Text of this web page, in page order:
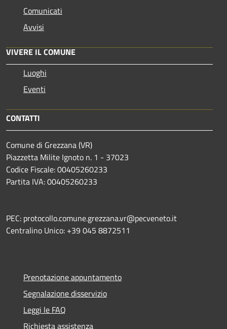
Comunicati
Avvisi
VIVERE IL COMUNE
Luoghi
Eventi
CONTATTI
Comune di Grezzana (VR)
Piazzetta Milite Ignoto n. 1 - 37023
Codice Fiscale: 00405260233
Partita IVA: 00405260233
PEC: protocollo.comune.grezzana.vr@pecveneto.it
Centralino Unico: +39 045 8872511
Prenotazione appuntamento
Segnalazione disservizio
Leggi le FAQ
Richiesta assistenza